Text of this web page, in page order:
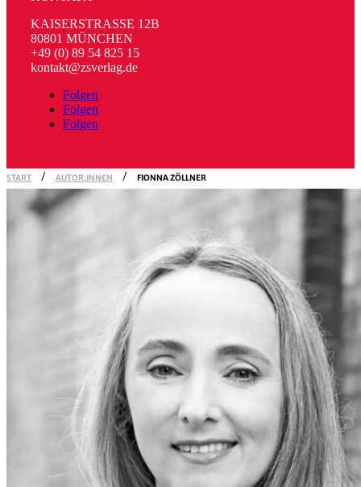
KAISERSTRASSE 12B
80801 MÜNCHEN
+49 (0) 89 54 825 15
kontakt@zsverlag.de
Folgen
Folgen
Folgen
START AUTOR:INNEN FIONNA ZÖLLNER